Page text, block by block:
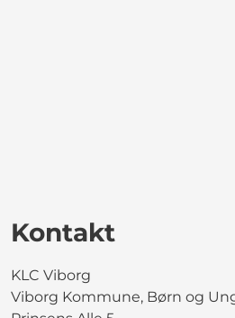
Kontakt
KLC Viborg
Viborg Kommune, Børn og